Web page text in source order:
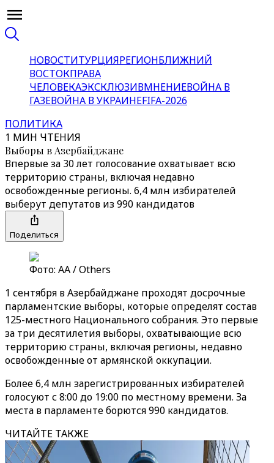
НОВОСТИТУРЦИЯРЕГИОНБЛИЖНИЙ
ВОСТОКПРАВА
ЧЕЛОВЕКАЭКСКЛЮЗИВМНЕНИЕВОЙНА В
ГАЗЕВОЙНА В УКРАИНЕFIFA-2026
ПОЛИТИКА
1 МИН ЧТЕНИЯ
Выборы в Азербайджане
Впервые за 30 лет голосование охватывает всю
территорию страны, включая недавно
освобожденные регионы. 6,4 млн избирателей
выберут депутатов из 990 кандидатов
Поделиться
Фото: АА / Others
1 сентября в Азербайджане проходят досрочные
парламентские выборы, которые определят состав
125-местного Национального собрания. Это первые
за три десятилетия выборы, охватывающие всю
территорию страны, включая регионы, недавно
освобожденные от армянской оккупации.
Более 6,4 млн зарегистрированных избирателей
голосуют с 8:00 до 19:00 по местному времени. За
места в парламенте борются 990 кандидатов.
ЧИТАЙТЕ ТАКЖЕ